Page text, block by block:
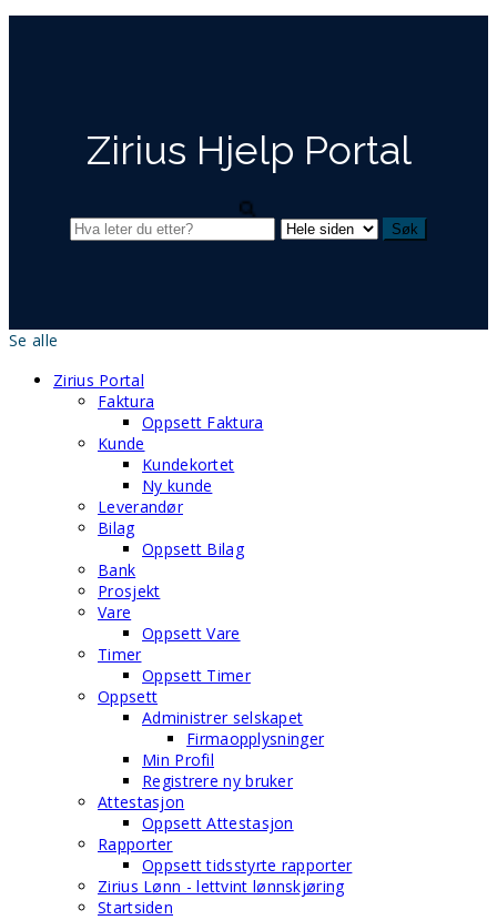
Zirius Hjelp Portal
Se alle
Zirius Portal
Faktura
Oppsett Faktura
Kunde
Kundekortet
Ny kunde
Leverandør
Bilag
Oppsett Bilag
Bank
Prosjekt
Vare
Oppsett Vare
Timer
Oppsett Timer
Oppsett
Administrer selskapet
Firmaopplysninger
Min Profil
Registrere ny bruker
Attestasjon
Oppsett Attestasjon
Rapporter
Oppsett tidsstyrte rapporter
Zirius Lønn - lettvint lønnskjøring
Startsiden